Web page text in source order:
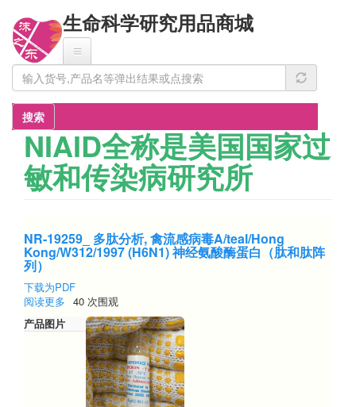
生命科学研究用品商城
搜索
NIAID全称是美国国家过
敏和传染病研究所
NR-19259_ 多肽分析, 禽流感病毒A/teal/Hong
Kong/W312/1997 (H6N1) 神经氨酸酶蛋白（肽和肽阵
列）
下载为PDF
阅读更多 关
NR-
19259_
40 次围观
产品图片